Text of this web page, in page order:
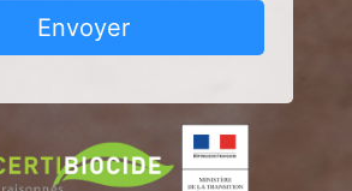
Envoyer